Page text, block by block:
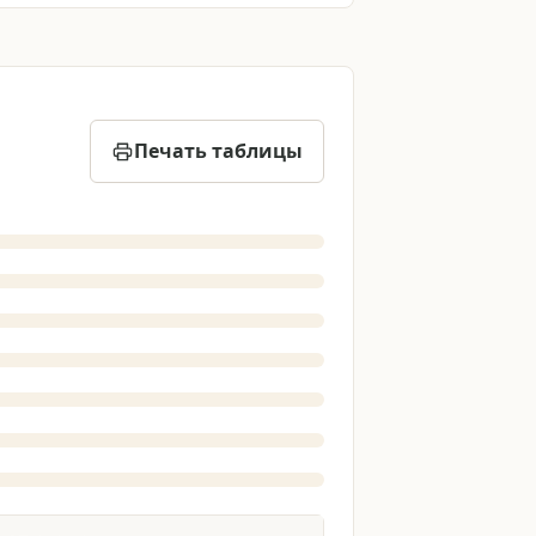
Печать таблицы